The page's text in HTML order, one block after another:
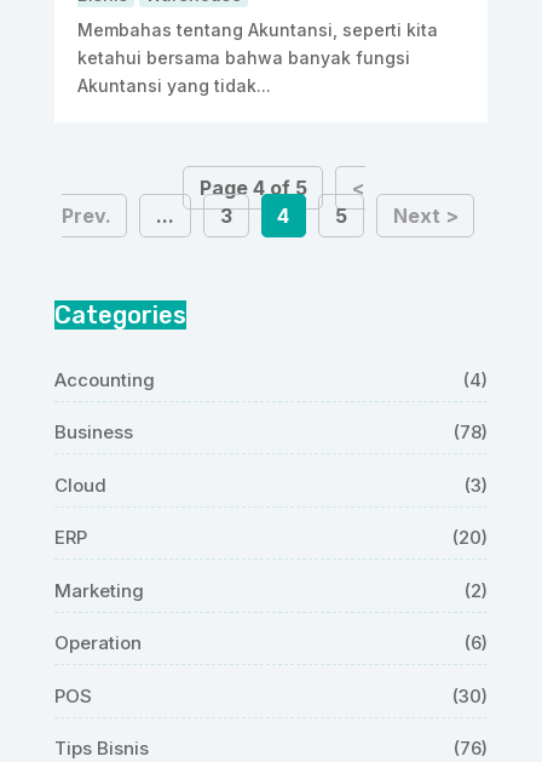
Membahas tentang Akuntansi, seperti kita
ketahui bersama bahwa banyak fungsi
Akuntansi yang tidak...
Page 4 of 5
<
Prev.
... 3 4 5 Next >
Categories
Accounting (4)
Business (78)
Cloud (3)
ERP (20)
Marketing (2)
Operation (6)
POS (30)
Tips Bisnis (76)